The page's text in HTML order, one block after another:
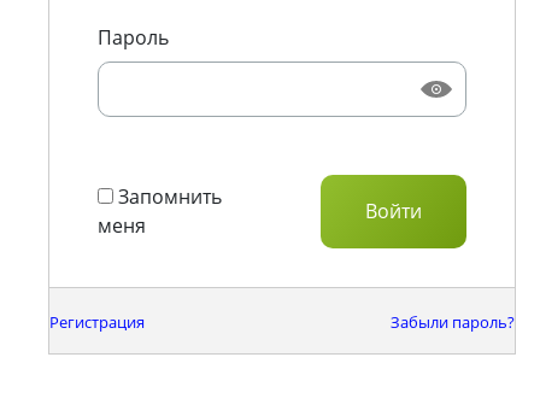
Пароль
Запомнить
меня
Регистрация Забыли пароль?